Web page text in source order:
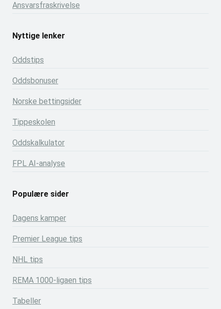
Ansvarsfraskrivelse
Nyttige lenker
Oddstips
Oddsbonuser
Norske bettingsider
Tippeskolen
Oddskalkulator
FPL AI-analyse
Populære sider
Dagens kamper
Premier League tips
NHL tips
REMA 1000-ligaen tips
Tabeller